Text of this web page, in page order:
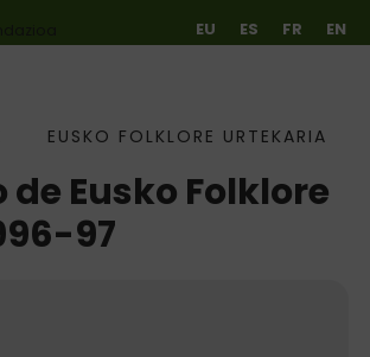
al contenido
EU ES FR EN
EUSKO FOLKLORE URTEKARIA
Eusko Folklore
97